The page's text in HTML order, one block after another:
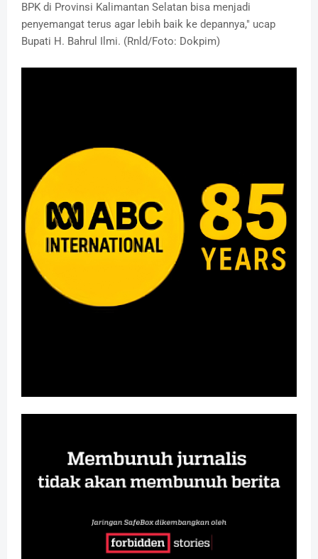
BPK di Provinsi Kalimantan Selatan bisa menjadi
penyemangat terus agar lebih baik ke depannya," ucap
Bupati H. Bahrul Ilmi. (Rnld/Foto: Dokpim)